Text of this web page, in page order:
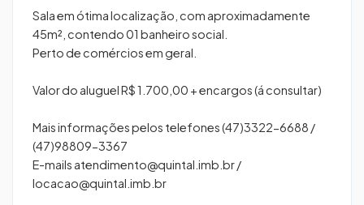
Sala em ótima localização, com aproximadamente
45m², contendo 01 banheiro social.
Perto de comércios em geral.
Valor do aluguel R$ 1.700,00 + encargos (á consultar)
Mais informações pelos telefones (47)3322-6688 /
(47)98809-3367
E-mails atendimento@quintal.imb.br/
locacao@quintal.imb.br